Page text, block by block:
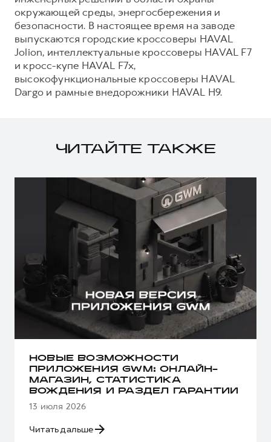
окружающей среды, энергосбережения и
безопасности. В настоящее время на заводе
выпускаются городские кроссоверы HAVAL
Jolion, интеллектуальные кроссоверы HAVAL F7
и кросс-купе HAVAL F7x,
высокофункциональные кроссоверы HAVAL
Dargo и рамные внедорожники HAVAL H9.
ЧИТАЙТЕ ТАКЖЕ
НОВЫЕ ВОЗМОЖНОСТИ
ПРИЛОЖЕНИЯ GWM: ОНЛАЙН-
МАГАЗИН, СТАТИСТИКА
ВОЖДЕНИЯ И РАЗДЕЛ ГАРАНТИИ
13 июля 2026
Читать дальше